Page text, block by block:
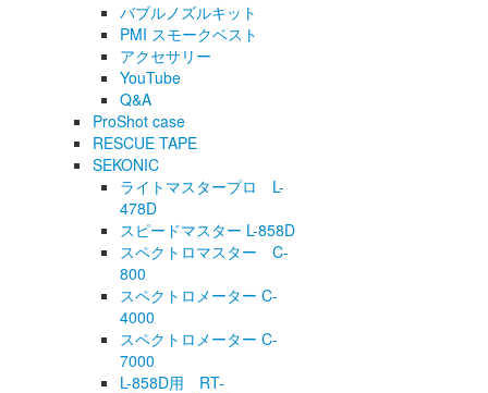
バブルノズルキット
PMI スモークベスト
アクセサリー
YouTube
Q&A
ProShot case
RESCUE TAPE
SEKONIC
ライトマスタープロ L-
478D
スピードマスター L-858D
スペクトロマスター C-
800
スペクトロメーター C-
4000
スペクトロメーター C-
7000
L-858D用 RT-